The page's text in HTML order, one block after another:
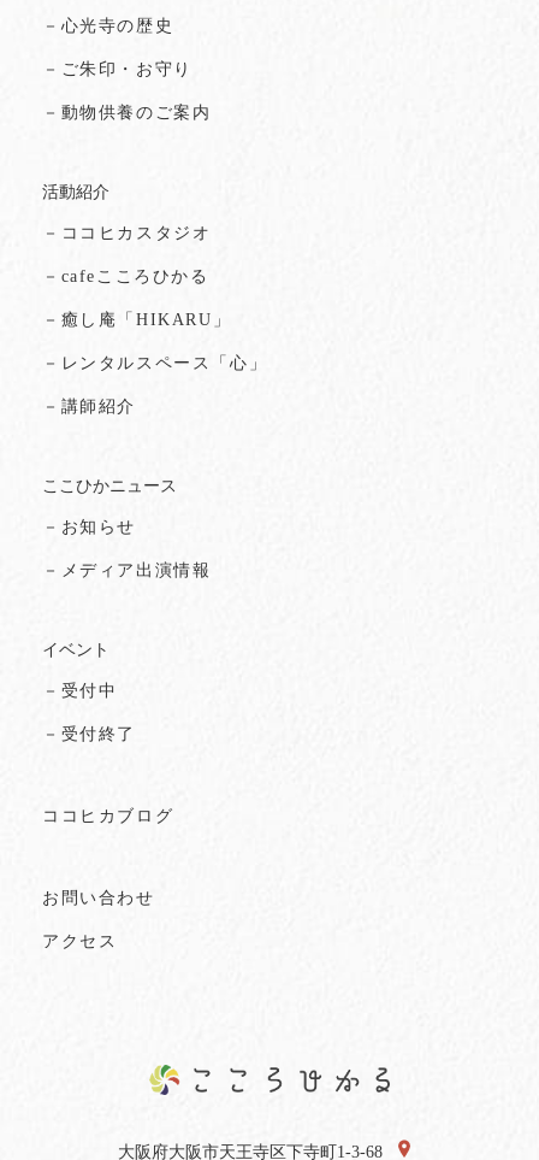
－心光寺の歴史
－ご朱印・お守り
－動物供養のご案内
活動紹介
－ココヒカスタジオ
－cafeこころひかる
－癒し庵「HIKARU」
－レンタルスペース「心」
－講師紹介
ここひかニュース
－お知らせ
－メディア出演情報
イベント
－受付中
－受付終了
ココヒカブログ
お問い合わせ
アクセス
大阪府大阪市天王寺区下寺町1-3-68